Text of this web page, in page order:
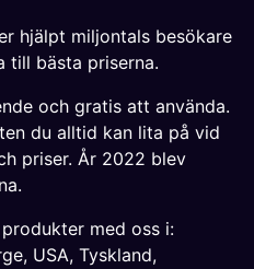
hjälpt miljontals besökare
till bästa priserna.
och gratis att använda.
du alltid kan lita på vid
priser. År 2022 blev
med oss i:
, USA, Tyskland,